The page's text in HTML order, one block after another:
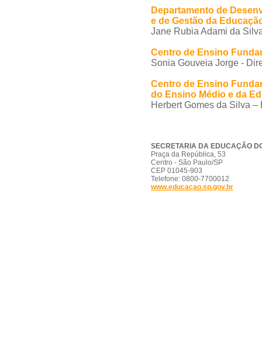
Departamento de
e de Gestão da
Jane Rubia Adami da
Centro de Ensino
Sonia Gouveia Jorge -
Centro de Ensino
do Ensino Médio e da
Herbert Gomes da Silva –
SECRETARIA DA EDUCAÇÃO
Praça da República, 53
Centro - São Paulo/SP
CEP 01045-903
Telefone: 0800-7700012
www.educacao.sp.gov.br